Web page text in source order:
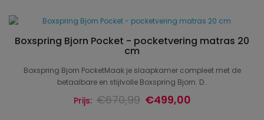
Boxspring Bjorn Pocket - pocketvering matras 20
cm
Boxspring Bjorn PocketMaak je slaapkamer compleet met de
betaalbare en stijlvolle Boxspring Bjorn. D..
Prijs: €670,99 €499,00